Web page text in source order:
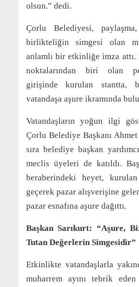
olsun.” dedi.
Çorlu Belediyesi,
birlikteliğin simgesi olan
anlamlı bir etkinliğe imza
noktalarından biri olan
girişinde kurulan stantta,
vatandaşa aşure ikramında
Vatandaşların yoğun ilgi
Çorlu Belediye Başkanı Ahmet
sıra belediye başkan
meclis üyeleri de katıldı.
beraberindeki heyet, kurulan
geçerek pazar alışverişine
pazar esnafına aşure dağıttı.
Başkan Sarıkurt: “Aşure,
Tutan Değerlerin Simgesidir”
Etkinlikte vatandaşlarla
muharrem ayını tebrik